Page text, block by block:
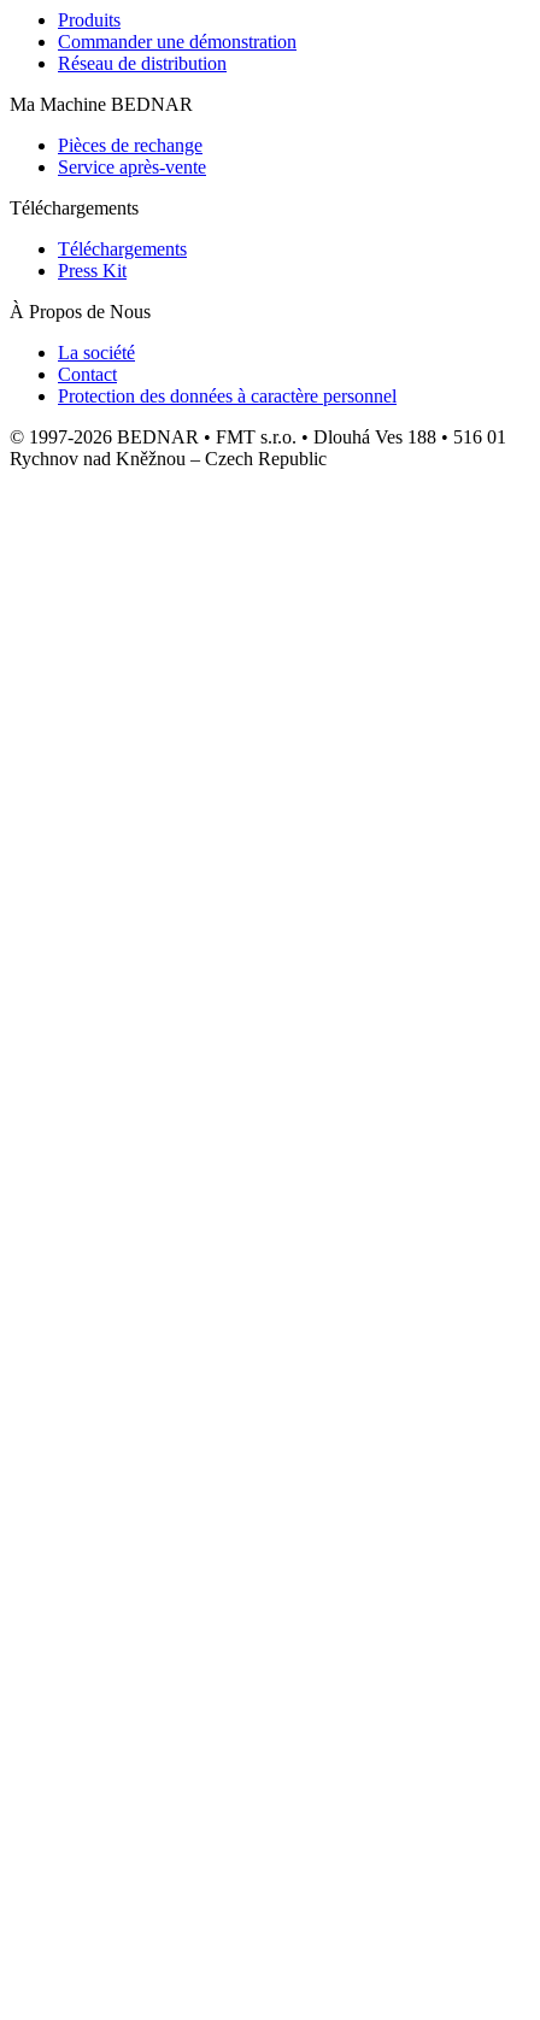
Produits
Commander une démonstration
Réseau de distribution
Ma Machine BEDNAR
Pièces de rechange
Service après-vente
Téléchargements
Téléchargements
Press Kit
À Propos de Nous
La société
Contact
Protection des données à caractère personnel
© 1997-2026 BEDNAR • FMT s.r.o. • Dlouhá Ves 188 • 516 01
Rychnov nad Kněžnou – Czech Republic